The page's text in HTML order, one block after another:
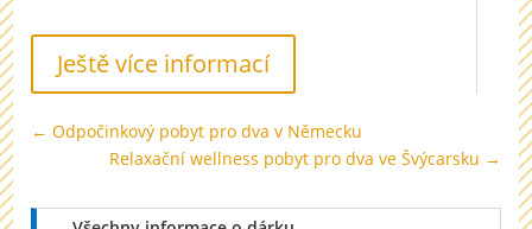
Ještě více informací
←Odpočinkový pobyt pro dva v Německu
Relaxační wellness pobyt pro dva ve Švýcarsku →